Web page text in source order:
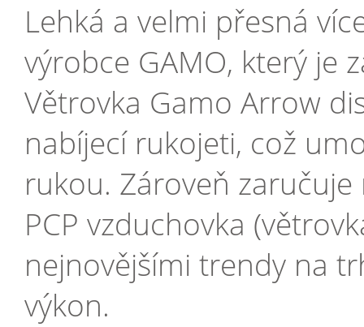
Lehká a velmi přesná
výrobce GAMO, který je
Větrovka Gamo Arrow
nabíjecí rukojeti, což
rukou. Zároveň
PCP vzduchovka
nejnovějšími trendy na
výkon.